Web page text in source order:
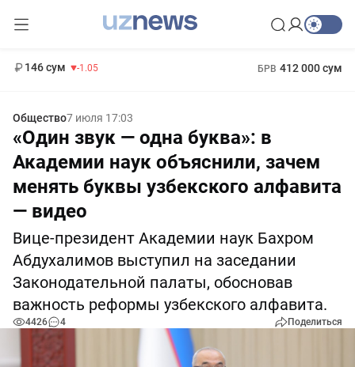
146 сум -1.05 БРВ 412 000 сум
Общество7 июля 17:03
«Один звук — одна буква»: в
Академии наук объяснили, зачем
менять буквы узбекского алфавита
— видео
Вице-президент Академии наук Бахром
Абдухалимов выступил на заседании
Законодательной палаты, обосновав
важность реформы узбекского алфавита.
4426 4 Поделиться